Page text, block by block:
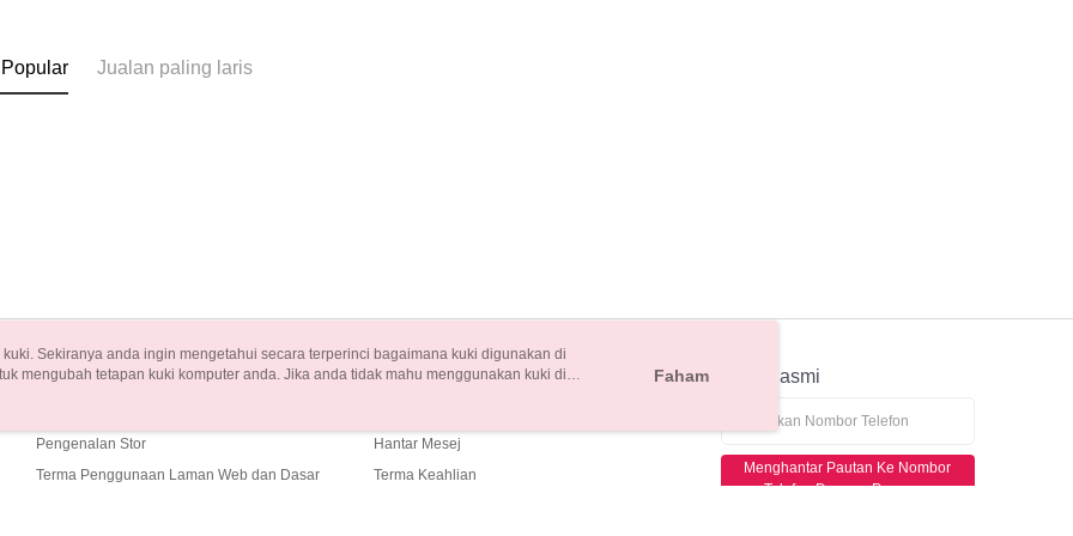
Jualan paling laris
Tentang Kami
Pengenalan Stor
Terma Penggunaan Laman Web dan Dasar
Khidmat Pelanggan
Hantar Mesej
Terma Keahlian
APP Rasmi
Menghantar Pautan Ke Nombor
Telefon Dengan Percuma
Sekiranya anda ingin mengetahui secara terperinci bagaimana kuki digunakan di
mengubah tetapan kuki komputer anda. Jika anda tidak mahu menggunakan kuki di
mengenai kuki.
menggunakan kuki di komputer anda, sila rujuk penerangan mengenai kuki.
Faham